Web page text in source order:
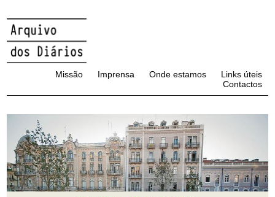
Missão Imprensa Onde estamos
Links úteis
Contactos